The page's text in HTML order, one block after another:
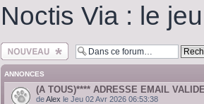
Noctis Via : le jeu
Ecrire un nouveau
sujet
ANNONCES
(A TOUS)**** ADRESSE EMAIL
deAlex le Jeu 02 Avr 2026 06:53:38